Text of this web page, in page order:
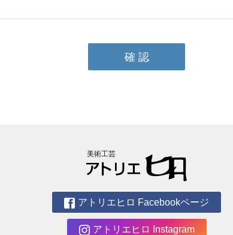
美術工芸
アトリエヒロ Facebookページ
アトリエヒロ Instagram